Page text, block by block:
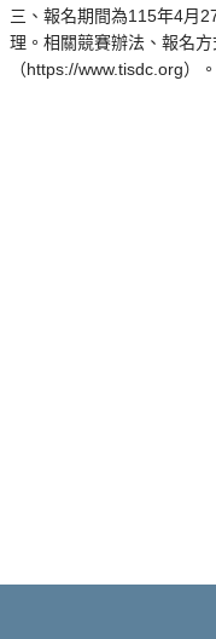
三、報名期間為115年4月
理。相關競賽辦法、報名
（https://www.tisdc.org）。